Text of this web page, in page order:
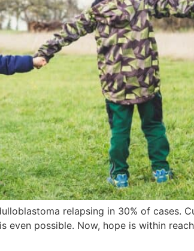
relapsing in 30% of cases.
possible. Now, hope is within